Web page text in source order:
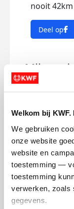
Welkom bij
We gebruiken
onze website
website en
toestemming —
toestemming
verwerken, zoals
gegevens.
nooit
Deel op
Mijn
982
kms
Mijn